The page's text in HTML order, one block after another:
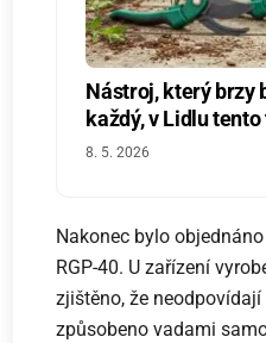
Nástroj, který brzy
každý, v Lidlu
8. 5. 2026
Nakonec bylo
RGP-40. U zařízení
zjištěno, že
způsobeno vadami